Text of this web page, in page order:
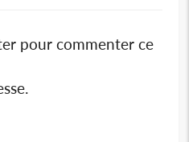
pour commenter ce